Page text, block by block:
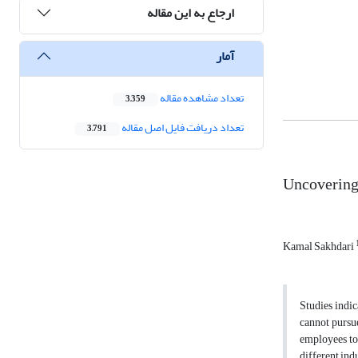
Kamal Sakhdari
Studies
cannot
employees
ارجاع به این مقاله
آمار
تعداد مشاهده مقاله 3,359
تعداد دریافت فایل اصل مقاله 3,791